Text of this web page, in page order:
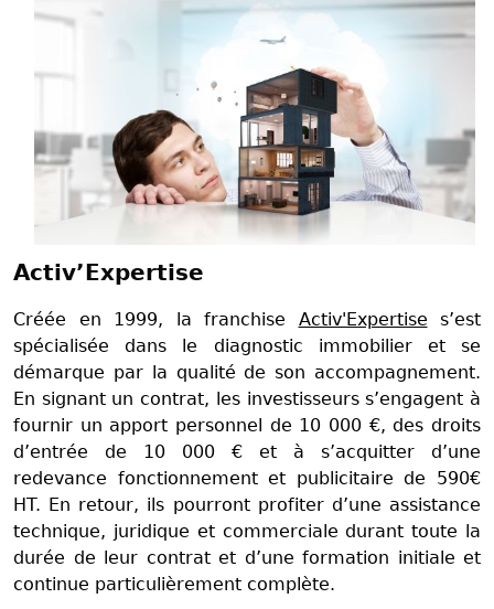
Activ’Expertise
Créée en 1999, la franchise Activ'Expertise s’est
spécialisée dans le diagnostic immobilier et se
démarque par la qualité de son accompagnement.
En signant un contrat, les investisseurs s’engagent à
fournir un apport personnel de 10 000 €, des droits
d’entrée de 10 000 € et à s’acquitter d’une
redevance fonctionnement et publicitaire de 590€
HT. En retour, ils pourront profiter d’une assistance
technique, juridique et commerciale durant toute la
durée de leur contrat et d’une formation initiale et
continue particulièrement complète.